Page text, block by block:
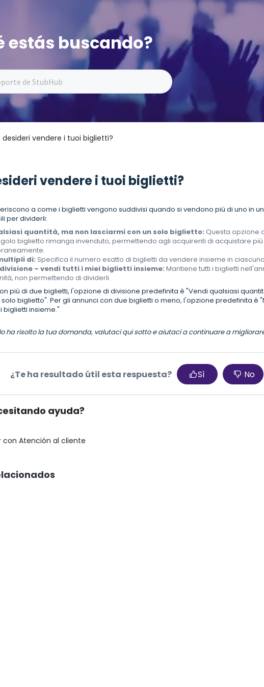
estás buscando?
vendere i tuoi biglietti?
vendere i tuoi biglietti?
a come i biglietti vengono suddivisi quando si vendono più di uno in
per dividerli:
quantità, ma non lasciarmi con un solo biglietto: Questa opzione
biglietto rimanga invenduto, permettendo agli acquirenti di acquistare
di: Specifica il numero esatto di biglietti da vendere insieme in
– vendi tutti i miei biglietti insieme: Mantiene tutti i biglietti
non permettendo di dividerli.
più di due biglietti, l'opzione di divisione predefinita è "Vendi qualsiasi
biglietto". Per gli annunci con due biglietti o meno, l'opzione predefinita è
biglietti insieme."
ha risolto la tua domanda, valutaci qui sotto e aiutaci a continuare a
¿Te ha resultado útil esta respuesta? Sì No
ayuda?
Atención al cliente